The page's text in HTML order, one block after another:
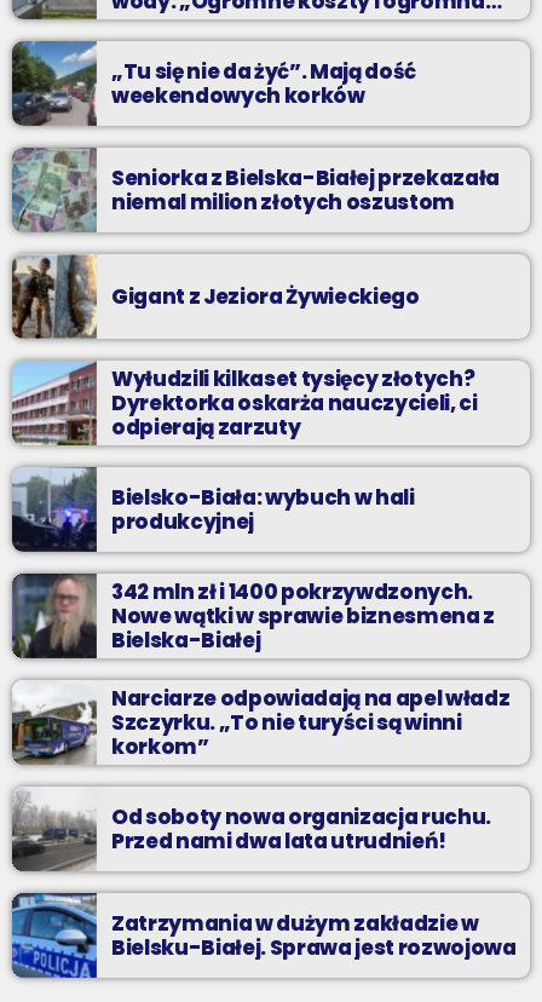
praca”
„Tu się nie da żyć”. Mają dość
weekendowych korków
Seniorka z Bielska-Białej przekazała
niemal milion złotych oszustom
Gigant z Jeziora Żywieckiego
Wyłudzili kilkaset tysięcy złotych?
Dyrektorka oskarża nauczycieli, ci
odpierają zarzuty
Bielsko-Biała: wybuch w hali
produkcyjnej
342 mln zł i 1400 pokrzywdzonych.
Nowe wątki w sprawie biznesmena z
Bielska-Białej
Narciarze odpowiadają na apel władz
Szczyrku. „To nie turyści są winni
korkom”
Od soboty nowa organizacja ruchu.
Przed nami dwa lata utrudnień!
Zatrzymania w dużym zakładzie w
Bielsku-Białej. Sprawa jest rozwojowa